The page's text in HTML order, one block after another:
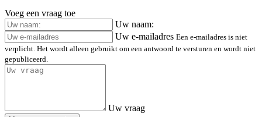
Voeg een vraag toe
Uw naam:
Uw e-mailadres Een e-mailadres is niet
verplicht. Het wordt alleen gebruikt om een antwoord te versturen en wordt niet
gepubliceerd.
Uw vraag